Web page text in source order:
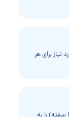
نیاز برای هر